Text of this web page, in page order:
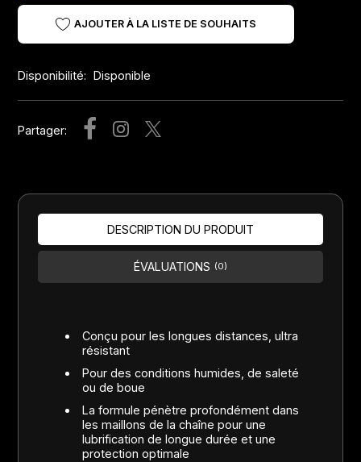
AJOUTER À LA LISTE DE SOUHAITS
Disponibilité: Disponible
Partager:
DESCRIPTION DU PRODUIT
ÉVALUATIONS (0)
Conçu pour les longues distances, ultra
résistant
Pour des conditions humides, de saleté
ou de boue
La formule pénètre profondément dans
les maillons de la chaîne pour une
lubrification de longue durée et une
protection optimale